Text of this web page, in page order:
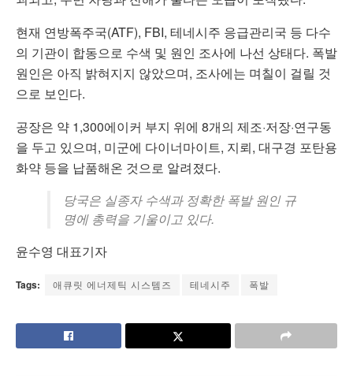
현재 연방폭주국(ATF), FBI, 테네시주 응급관리국 등 다수
의 기관이 합동으로 수색 및 원인 조사에 나선 상태다. 폭발
원인은 아직 밝혀지지 않았으며, 조사에는 며칠이 걸릴 것
으로 보인다.
공장은 약 1,300에이커 부지 위에 8개의 제조·저장·연구동
을 두고 있으며, 미군에 다이너마이트, 지뢰, 대구경 포탄용
화약 등을 납품해온 것으로 알려졌다.
당국은 실종자 수색과 정확한 폭발 원인 규
명에 총력을 기울이고 있다.
윤수영 대표기자
Tags: 애큐릿 에너제틱 시스템즈 테네시주 폭발